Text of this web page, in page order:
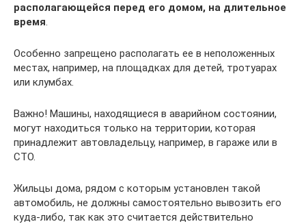
располагающейся перед его домом, на длительное
время
Особенно запрещено располагать ее в неположенных
местах, например, на площадках для детей, тротуарах
или клумбах.
Важно! Машины, находящиеся в аварийном состоянии,
могут находиться только на территории, которая
принадлежит автовладельцу, например, в гараже или в
СТО.
Жильцы дома, рядом с которым установлен такой
автомобиль, не должны самостоятельно вывозить его
куда-либо, так как это считается действительно